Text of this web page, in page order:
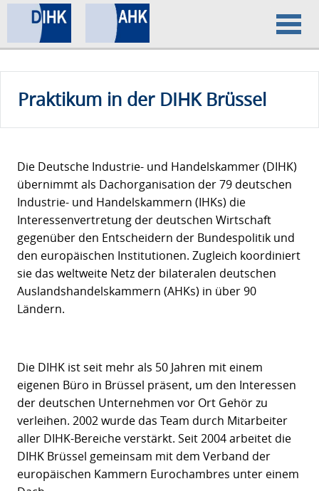
Datenschutz
Impressum
Praktikum in der DIHK Brüssel
Die Deutsche Industrie- und Handelskammer (DIHK)
übernimmt als Dachorganisation der 79 deutschen
Industrie- und Handelskammern (IHKs) die
Interessenvertretung der deutschen Wirtschaft
gegenüber den Entscheidern der Bundespolitik und
den europäischen Institutionen. Zugleich koordiniert
sie das weltweite Netz der bilateralen deutschen
Auslandshandelskammern (AHKs) in über 90
Ländern.
Die DIHK ist seit mehr als 50 Jahren mit einem
eigenen Büro in Brüssel präsent, um den Interessen
der deutschen Unternehmen vor Ort Gehör zu
verleihen. 2002 wurde das Team durch Mitarbeiter
aller DIHK-Bereiche verstärkt. Seit 2004 arbeitet die
DIHK Brüssel gemeinsam mit dem Verband der
europäischen Kammern Eurochambres unter einem